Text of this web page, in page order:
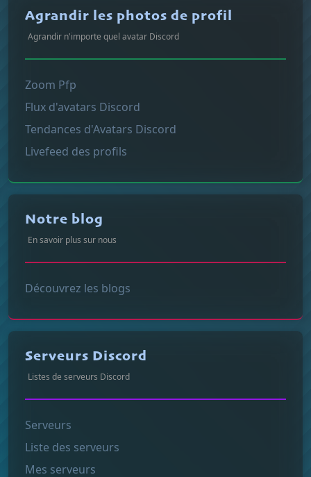
Agrandir les photos de profil
Agrandir n'importe quel avatar Discord
Zoom Pfp
Flux d'avatars Discord
Tendances d'Avatars Discord
Livefeed des profils
Notre blog
En savoir plus sur nous
Découvrez les blogs
Serveurs Discord
Listes de serveurs Discord
Serveurs
Liste des serveurs
Mes serveurs